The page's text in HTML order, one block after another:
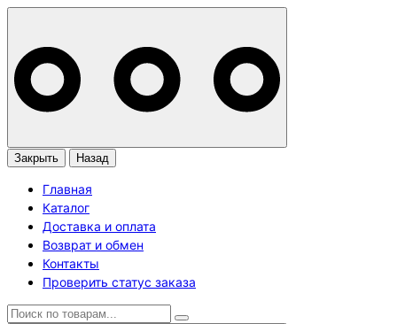
Закрыть Назад
Главная
Каталог
Доставка и оплата
Возврат и обмен
Контакты
Проверить статус заказа